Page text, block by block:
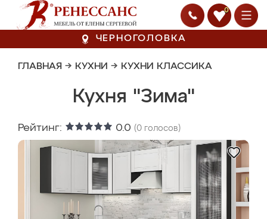
0
ЧЕРНОГОЛОВКА
ГЛАВНАЯ → КУХНИ → КУХНИ КЛАССИКА
Кухня "Зима"
Рейтинг: 0.0 (0 голосов)